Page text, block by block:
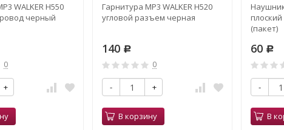
WALKER H550
черный
0
+
Гарнитура MP3 WALKER H520
угловой разъем черная
140 Р
0
- +
В корзину
(пакет)
60 Р
-
В